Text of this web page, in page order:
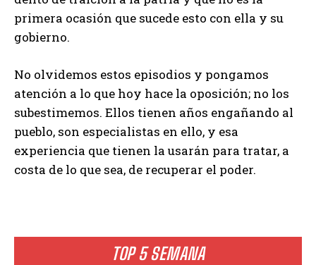
TOP 5 SEMANA
primera ocasión que sucede esto con ella y su
gobierno.
No olvidemos estos episodios y pongamos
atención a lo que hoy hace la oposición; no los
subestimemos. Ellos tienen años engañando al
pueblo, son especialistas en ello, y esa
experiencia que tienen la usarán para tratar, a
costa de lo que sea, de recuperar el poder.